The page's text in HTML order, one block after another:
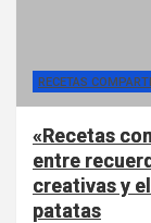
RECETAS
«Recetas
entre
creativas y
patatas